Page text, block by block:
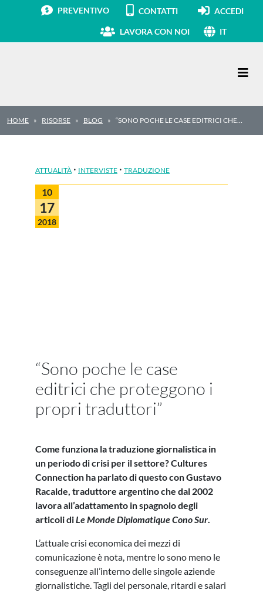
PREVENTIVO CONTATTI ACCEDI
LAVORA CON NOI IT
HOME RISORSE BLOG “SONO POCHE LE CASE EDITRICI CHE…
ATTUALITÀ · INTERVISTE · TRADUZIONE
10
17
2018
“Sono poche le case
editrici che proteggono i
propri traduttori”
Come funziona la traduzione giornalistica in
un periodo di crisi per il settore? Cultures
Connection ha parlato di questo con Gustavo
Racalde, traduttore argentino che dal 2002
lavora all’adattamento in spagnolo degli
articoli diLe Monde Diplomatique Cono Sur
L’attuale crisi economica dei mezzi di
comunicazione è nota, mentre lo sono meno le
conseguenze all’interno delle singole aziende
giornalistiche. Tagli del personale, ritardi e salari